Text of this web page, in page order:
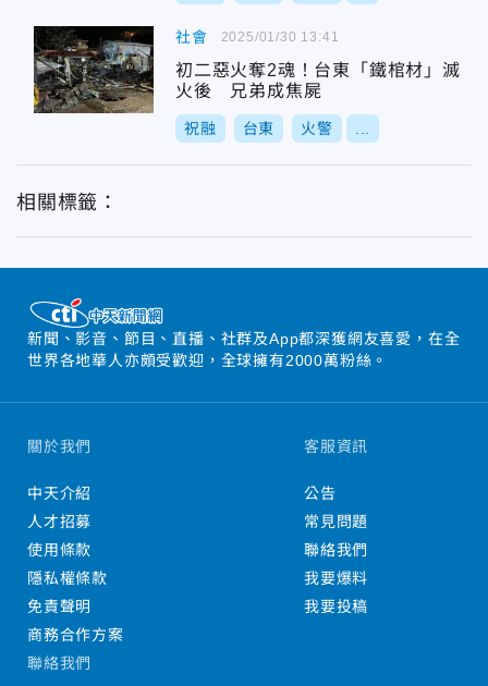
社會
初二惡火奪2魂！台東「鐵棺材」滅
火後 兄弟成焦屍
祝融 台東 火警
2025/01/30 13:41
相關標籤：
新聞、影音、節目、直播、社群及App都深獲網友喜愛，在全
世界各地華人亦頗受歡迎，全球擁有2000萬粉絲。
關於我們
中天介紹
人才招募
使用條款
隱私權條款
免責聲明
商務合作方案
客服資訊
公告
常見問題
聯絡我們
我要爆料
我要投稿
聯絡我們